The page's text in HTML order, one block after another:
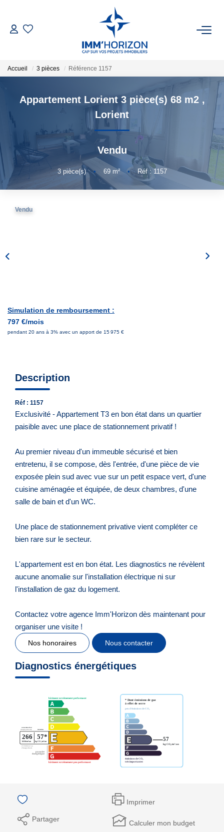
ACHETER
ESTIMER
FAIRE GÉRER
BIENS VENDUS
Accueil 3 pièces Référence 1157
Appartement Lorient 3 pièce(s) 68 m2 ,
Lorient
Vendu
3pièce(s) • 69m² • Réf : 1157
Vendu
Simulation de remboursement :
797 €/mois
pendant 20 ans à 3% avec un apport de 15 975 €
Description
Réf : 1157
Exclusivité - Appartement T3 en bon état dans un quartier
paisible avec une place de stationnement privatif !
Au premier niveau d'un immeuble sécurisé et bien
entretenu, il se compose, dès l'entrée, d'une pièce de vie
exposée plein sud avec vue sur un petit espace vert, d'une
cuisine aménagée et équipée, de deux chambres, d'une
salle de bain et d'un WC.
Une place de stationnement privative vient compléter ce
bien rare sur le secteur.
L'appartement est en bon état. Les diagnostics ne révèlent
aucune anomalie sur l'installation électrique ni sur
l'installation de gaz du logement.
Contactez votre agence Imm'Horizon dès maintenant pour
organiser une visite !
Nos honoraires Nous contacter
Diagnostics énergétiques
Imprimer
Partager Calculer mon budget